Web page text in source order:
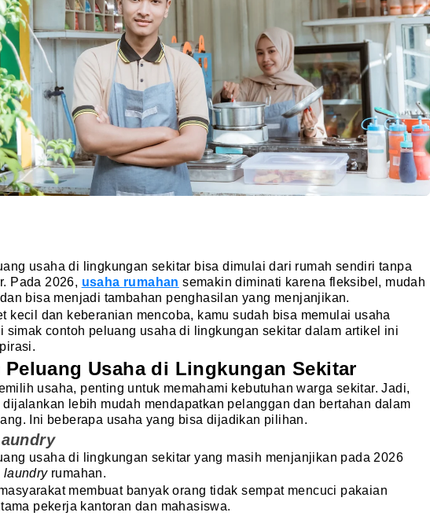
usaha di lingkungan sekitar bisa dimulai dari rumah sendiri tanpa
Pada 2026, usaha rumahan semakin diminati karena fleksibel, mudah
bisa menjadi tambahan penghasilan yang menjanjikan.
kecil dan keberanian mencoba, kamu sudah bisa memulai usaha
simak contoh peluang usaha di lingkungan sekitar dalam artikel ini
Peluang Usaha di Lingkungan Sekitar
usaha, penting untuk memahami kebutuhan warga sekitar. Jadi,
dijalankan lebih mudah mendapatkan pelanggan dan bertahan dalam
Ini beberapa usaha yang bisa dijadikan pilihan.
usaha di lingkungan sekitar yang masih menjanjikan pada 2026
laundry rumahan.
membuat banyak orang tidak sempat mencuci pakaian
pekerja kantoran dan mahasiswa.